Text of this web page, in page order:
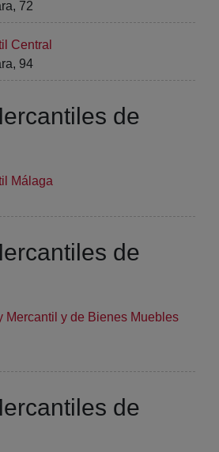
72
Central
94
de
Málaga
de
Mercantil y de Bienes Muebles
de